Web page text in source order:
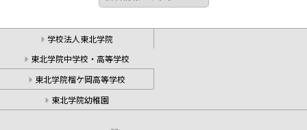
学校法人東北学院
東北学院中学校・高等学校
東北学院榴ケ岡高等学校
東北学院幼稚園